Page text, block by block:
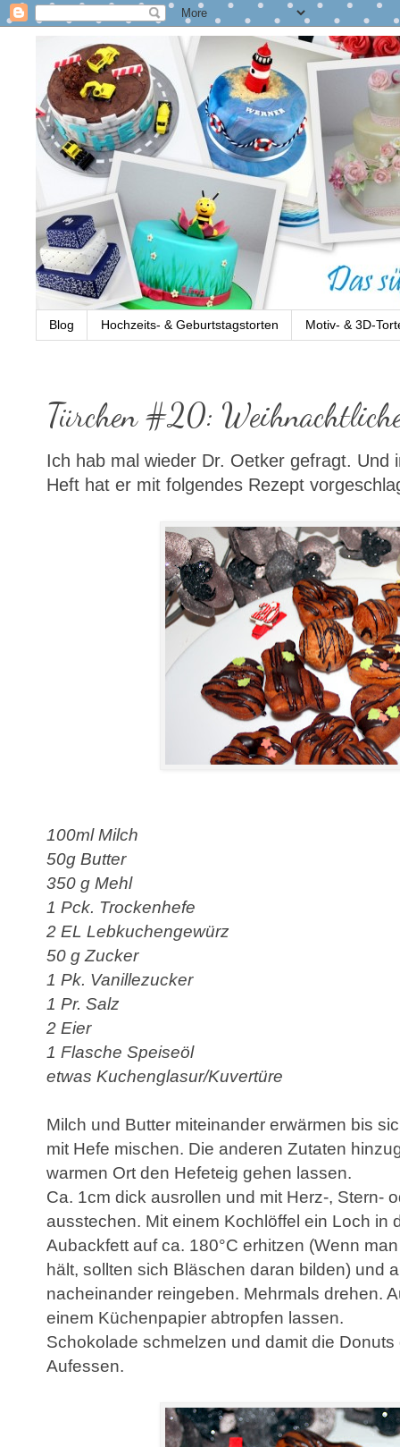
Blog Hochzeits- & Geburtstagstorten Motiv- & 3D-
Türchen #20:
Ich hab mal wieder Dr. Oetker gefragt. Und
Heft hat er mit folgendes Rezept
100ml Milch
50g Butter
350 g Mehl
1 Pck. Trockenhefe
2 EL Lebkuchengewürz
50 g Zucker
1 Pk. Vanillezucker
1 Pr. Salz
2 Eier
1 Flasche Speiseöl
etwas Kuchenglasur/Kuvertüre
Milch und Butter miteinander erwärmen bis
mit Hefe mischen. Die anderen Zutaten
warmen Ort den Hefeteig gehen lassen.
Ca. 1cm dick ausrollen und mit Herz-, Stern-
ausstechen. Mit einem Kochlöffel ein Loch in
Aubackfett auf ca. 180°C erhitzen (Wenn
hält, sollten sich Bläschen daran bilden) und
nacheinander reingeben. Mehrmals drehen.
einem Küchenpapier abtropfen lassen.
Schokolade schmelzen und damit die Donuts
Aufessen.